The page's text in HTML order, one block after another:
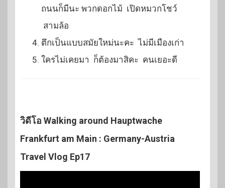
ถนนก็มีนะ พวกดอกไม้ เปิดหมวกโชว์
สามล้อ
ตึกเป็นแบบสมัยใหม่นะคะ ไม่มีเมืองเก่า
ใครไม่เคยมา ก็ต้องมาสิคะ คนเยอะดี
วิดีโอ Walking around Hauptwache
Frankfurt am Main : Germany-Austria
Travel Vlog Ep17